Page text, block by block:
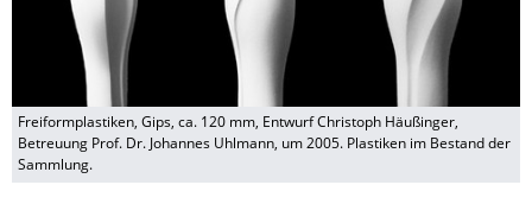
Freiformplastiken, Gips, ca. 120 mm, Entwurf Christoph Häußinger,
Betreuung Prof. Dr. Johannes Uhlmann, um 2005. Plastiken im Bestand der
Sammlung.